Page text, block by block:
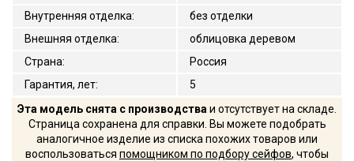
Внутренняя отделка:
без отделки
Внешняя отделка:
облицовка деревом
Страна:
Россия
Гарантия, лет:
5
Эта модель снята с производства и отсутствует на складе.
Страница сохранена для справки. Вы можете подобрать
аналогичное изделие из списка похожих товаров или
воспользоваться помощником по подбору сейфов, чтобы